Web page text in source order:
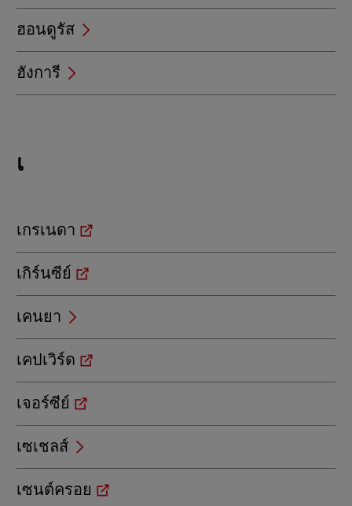
ฮอนดูรัส
ฮังการี
beginning
เ
เกรเนดา
เกิร์นซีย์
เคนยา
เคปเวิร์ด
เจอร์ซีย์
เซเชลส์
เซนต์ครอย